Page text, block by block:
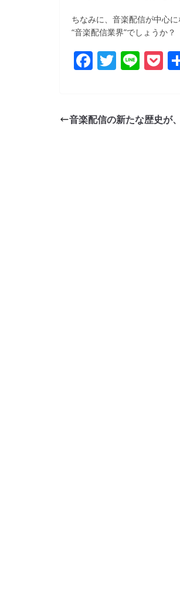
ちなみに、音楽配信が中心
“音楽配信業界”でしょうか？
F
e
T
er
Li P
et
音楽配信の新たな歴史が、